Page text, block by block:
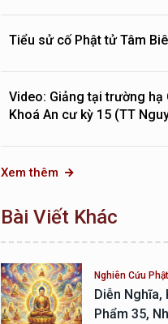
Tiểu sử cố Phật tử Tâm
Video: Giảng tại trường
Khoá An cư kỳ 15 (TT
Xem thêm
Bài Viết Khác
Nghiên Cứu
Diễn Nghĩa,
Phẩm 35,